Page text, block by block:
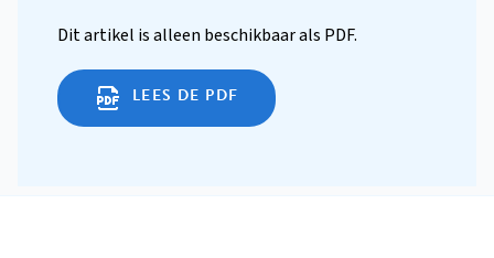
Dit artikel is alleen beschikbaar als PDF.
LEES DE PDF